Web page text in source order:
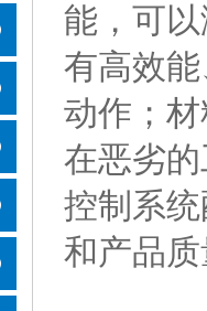
能，可
有高效
动作；
在恶劣
控制系
和产品